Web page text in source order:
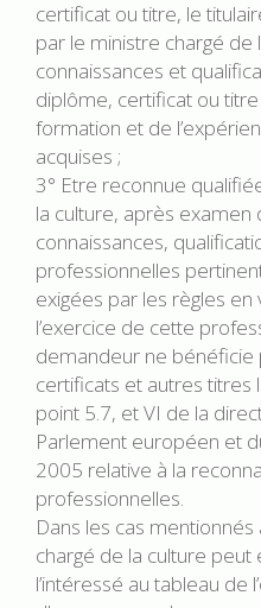
certificat ou titre, le
par le ministre chargé de
connaissances et
diplôme, certificat ou
formation et de
acquises ;
3° Etre reconnue
la culture, après examen
connaissances,
professionnelles
exigées par les règles en
l’exercice de cette
demandeur ne bénéficie
certificats et autres titres
point 5.7, et VI de la
Parlement européen et
2005 relative à la
professionnelles.
Dans les cas
chargé de la culture peut
l’intéressé au tableau de